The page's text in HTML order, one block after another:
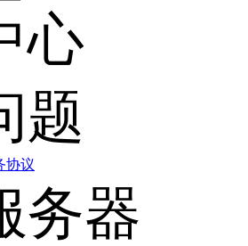
心
题
协议
务器